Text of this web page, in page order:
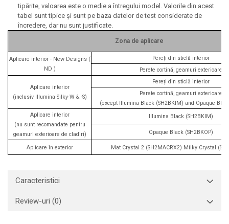
tipărite, valoarea este o medie a întregului model. Valorile din acest
tabel sunt tipice și sunt pe baza datelor de test considerate de
încredere, dar nu sunt justificate.
Zona de aplicare
Aplicare interior - New Designs (
ND )
Pereți din sticlă interior
Perete cortină, geamuri exterioare
Aplicare interior
(inclusiv Illumina Silky-W & -S)
Pereți din sticlă interior
Perete cortină, geamuri exterioare
(except Illumina Black (SH2BKIM) and Opaque
Aplicare interior
(nu sunt recomandate pentru
geamuri exterioare de cladiri)
Illumina Black (SH2BKIM)
Opaque Black (SH2BKOP)
Aplicare în exterior Mat Crystal 2 (SH2MACRX2) Milky Crystal
Caracteristici
Review-uri (0)